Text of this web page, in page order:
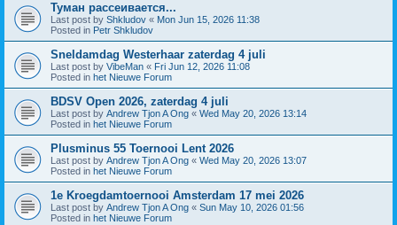
Туман рассеивается...
Last post by Shkludov « Mon Jun 15, 2026 11:38
Posted in Petr Shkludov
Sneldamdag Westerhaar zaterdag 4 juli
Last post by VibeMan « Fri Jun 12, 2026 11:08
Posted in het Nieuwe Forum
BDSV Open 2026, zaterdag 4 juli
Last post by Andrew Tjon A Ong « Wed May 20, 2026 13:14
Posted in het Nieuwe Forum
Plusminus 55 Toernooi Lent 2026
Last post by Andrew Tjon A Ong « Wed May 20, 2026 13:07
Posted in het Nieuwe Forum
1e Kroegdamtoernooi Amsterdam 17 mei 2026
Last post by Andrew Tjon A Ong « Sun May 10, 2026 01:56
Posted in het Nieuwe Forum